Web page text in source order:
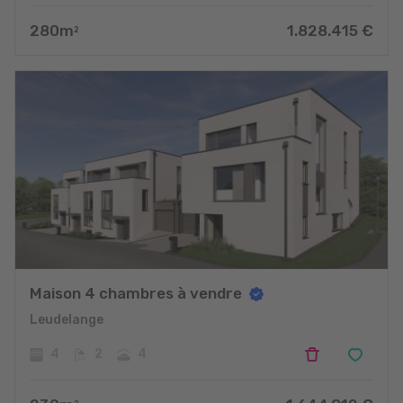
280m 2 1.828.415 €
Maison 4 chambres à vendre
Leudelange